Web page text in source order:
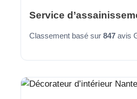
Service
Classement basé sur 847 avis